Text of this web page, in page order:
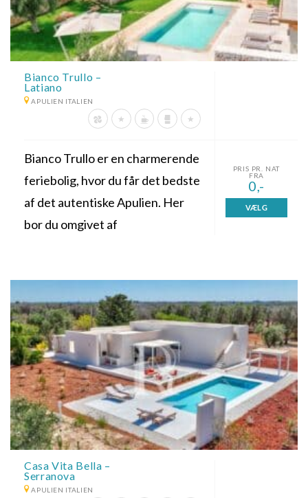
Bianco Trullo –
Latiano
APULIEN ITALIEN
Bianco Trullo er en charmerende
feriebolig, hvor du får det bedste
af det autentiske Apulien. Her
bor du omgivet af
PRIS PR. NAT
FRA
0,-
VÆLG
Casa Vita Bella –
Serranova
APULIEN ITALIEN